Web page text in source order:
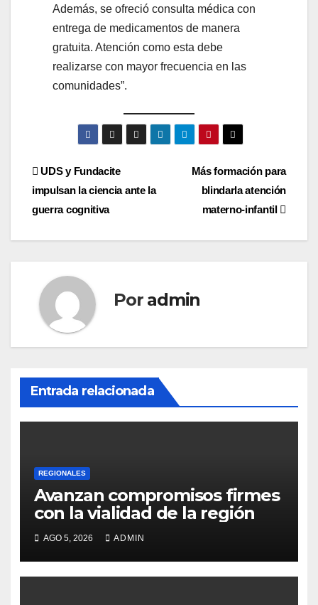
Además, se ofreció consulta médica con
entrega de medicamentos de manera
gratuita. Atención como esta debe
realizarse con mayor frecuencia en las
comunidades”.
Navegación
de
entradas
Más formación para
blindarla atención
materno-infantil
UDS y Fundacite
impulsan la ciencia ante la
guerra cognitiva
Por admin
Entrada relacionada
REGIONALES
Avanzan compromisos firmes
con la vialidad de la región
AGO 5, 2026 ADMIN